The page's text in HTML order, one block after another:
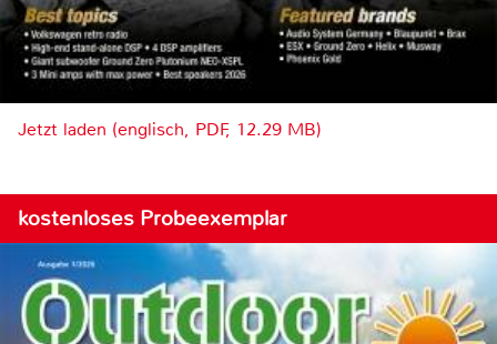
Jetzt laden (englisch, PDF, 12.29 MB)
kostenloses Probeexemplar